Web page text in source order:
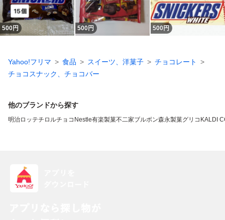
500円 500円 500 円
Yahoo!フリマ 食品 スイーツ、洋菓子
チョコレート
チョコスナック、チョコバー
他のブランドから探す
明治ロッテチロルチョコ Nestle有楽製菓不二家ブルボン森永製菓グリコ KALDI